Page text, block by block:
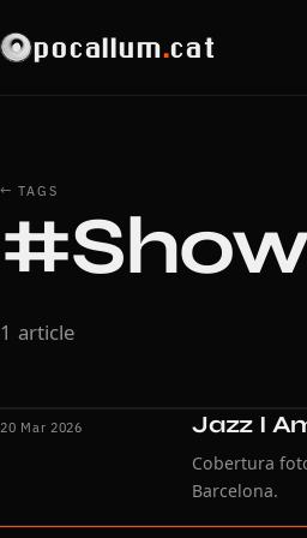
pocallum.cat
← TAGS
1 article
20 Mar 2026 Jazz I
Cobertura
Barcelona.